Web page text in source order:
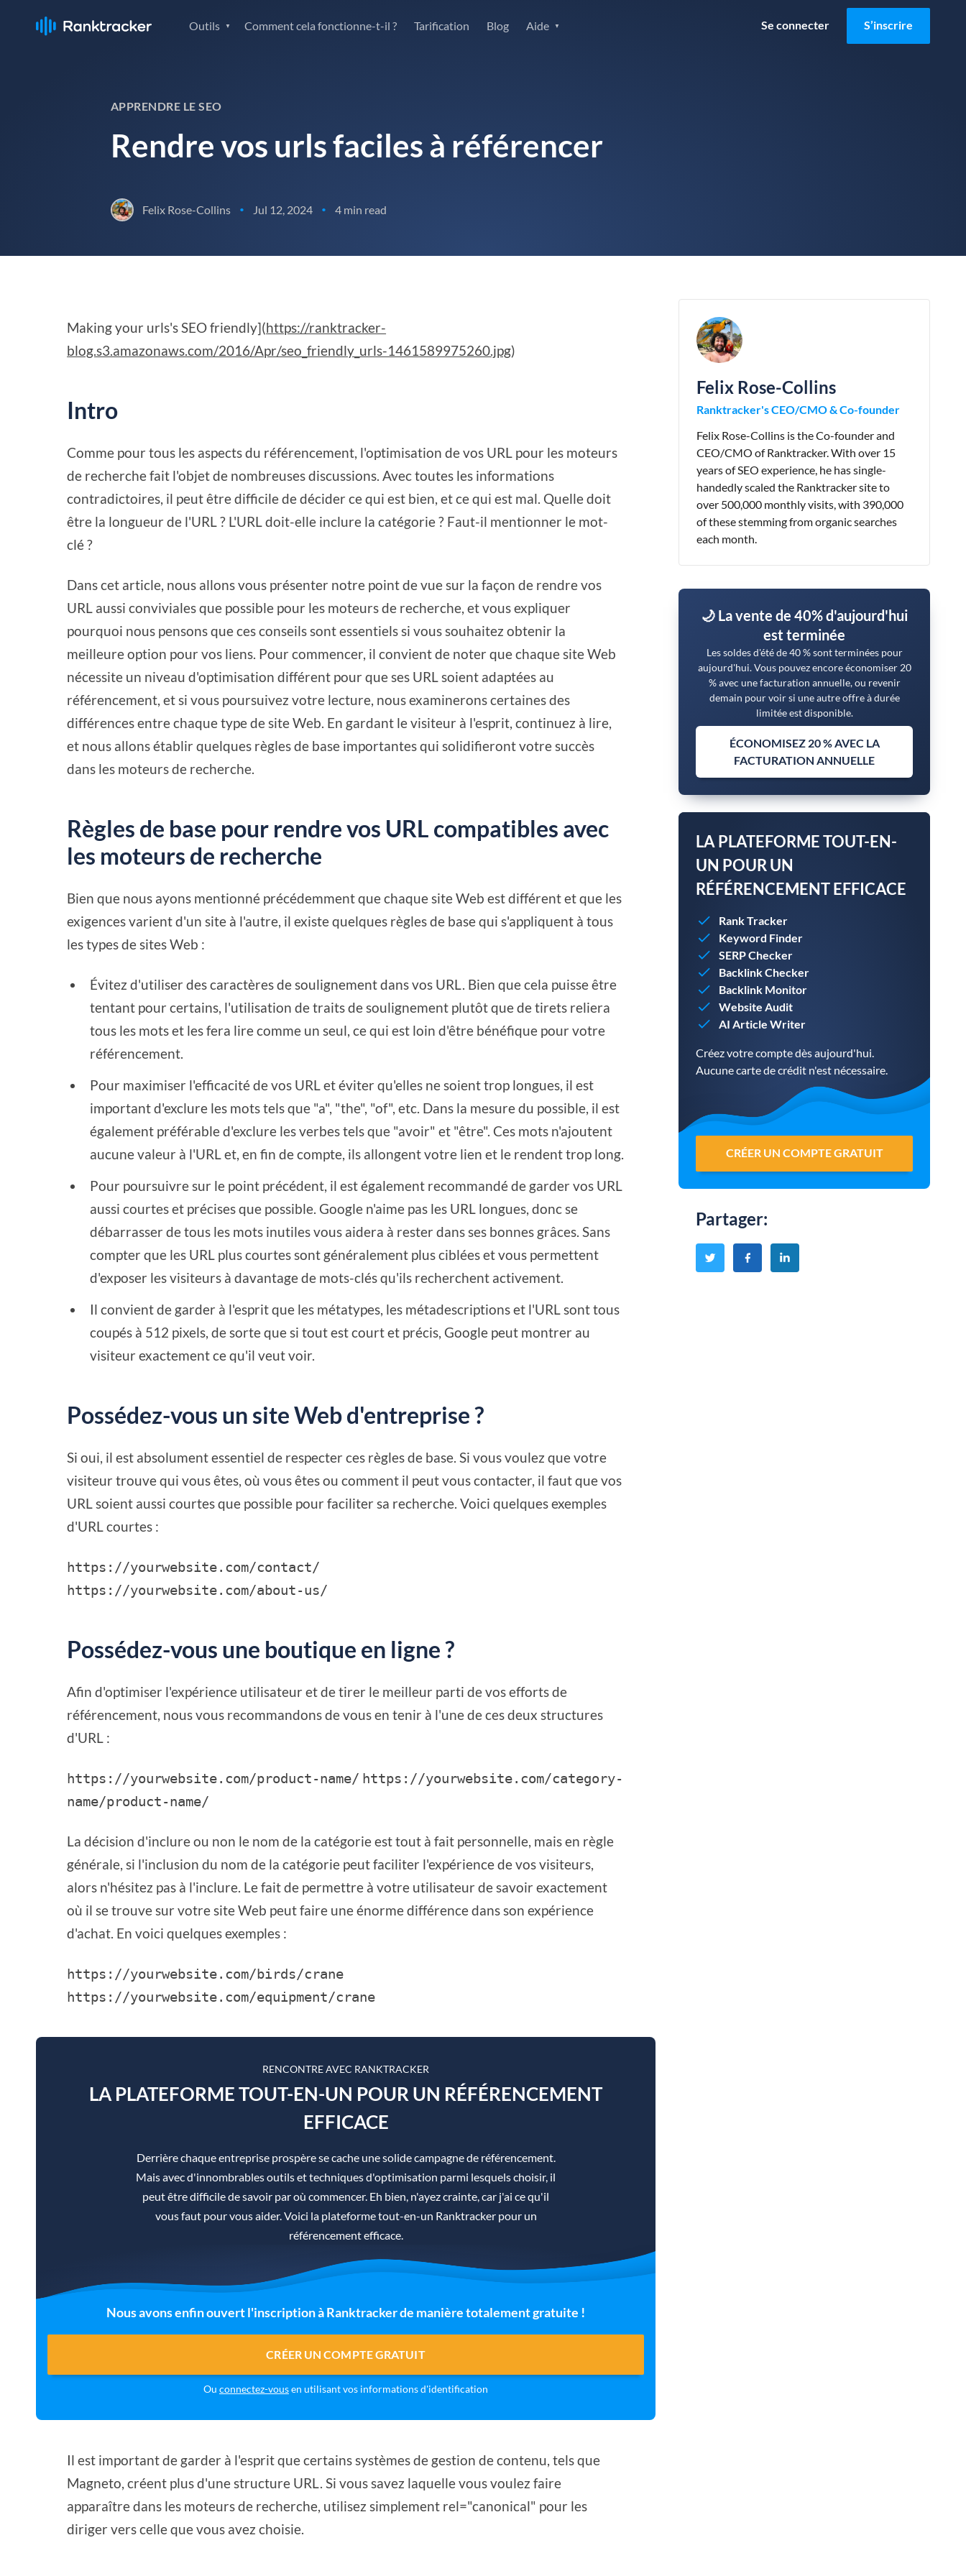
Outils Comment cela fonctionne-t-il ? Tarification Blog Aide Se connecter S’inscrire
APPRENDRE LE SEO
Rendre vos urls faciles à référencer
Felix Rose-Collins • Jul 12, 2024 • 4 min read
Making your urls's SEO friendly](https://ranktracker-
blog.s3.amazonaws.com/2016/Apr/seo_friendly_urls-1461589975260.jpg)
Intro
Comme pour tous les aspects du référencement, l'optimisation de vos URL pour les moteurs
de recherche fait l'objet de nombreuses discussions. Avec toutes les informations
contradictoires, il peut être difficile de décider ce qui est bien, et ce qui est mal. Quelle doit
être la longueur de l'URL ? L'URL doit-elle inclure la catégorie ? Faut-il mentionner le mot-
clé ?
Dans cet article, nous allons vous présenter notre point de vue sur la façon de rendre vos
URL aussi conviviales que possible pour les moteurs de recherche, et vous expliquer
pourquoi nous pensons que ces conseils sont essentiels si vous souhaitez obtenir la
meilleure option pour vos liens. Pour commencer, il convient de noter que chaque site Web
nécessite un niveau d'optimisation différent pour que ses URL soient adaptées au
référencement, et si vous poursuivez votre lecture, nous examinerons certaines des
différences entre chaque type de site Web. En gardant le visiteur à l'esprit, continuez à lire,
et nous allons établir quelques règles de base importantes qui solidifieront votre succès
dans les moteurs de recherche.
Règles de base pour rendre vos URL compatibles avec
les moteurs de recherche
Bien que nous ayons mentionné précédemment que chaque site Web est différent et que les
exigences varient d'un site à l'autre, il existe quelques règles de base qui s'appliquent à tous
les types de sites Web :
Évitez d'utiliser des caractères de soulignement dans vos URL. Bien que cela puisse être
tentant pour certains, l'utilisation de traits de soulignement plutôt que de tirets reliera
tous les mots et les fera lire comme un seul, ce qui est loin d'être bénéfique pour votre
référencement.
Pour maximiser l'efficacité de vos URL et éviter qu'elles ne soient trop longues, il est
important d'exclure les mots tels que "a", "the", "of", etc. Dans la mesure du possible, il est
également préférable d'exclure les verbes tels que "avoir" et "être". Ces mots n'ajoutent
aucune valeur à l'URL et, en fin de compte, ils allongent votre lien et le rendent trop long.
Pour poursuivre sur le point précédent, il est également recommandé de garder vos URL
aussi courtes et précises que possible. Google n'aime pas les URL longues, donc se
débarrasser de tous les mots inutiles vous aidera à rester dans ses bonnes grâces. Sans
compter que les URL plus courtes sont généralement plus ciblées et vous permettent
d'exposer les visiteurs à davantage de mots-clés qu'ils recherchent activement.
Il convient de garder à l'esprit que les métatypes, les métadescriptions et l'URL sont tous
coupés à 512 pixels, de sorte que si tout est court et précis, Google peut montrer au
visiteur exactement ce qu'il veut voir.
Possédez-vous un site Web d'entreprise ?
Si oui, il est absolument essentiel de respecter ces règles de base. Si vous voulez que votre
visiteur trouve qui vous êtes, où vous êtes ou comment il peut vous contacter, il faut que vos
URL soient aussi courtes que possible pour faciliter sa recherche. Voici quelques exemples
d'URL courtes :
https://yourwebsite.com/contact/
https://yourwebsite.com/about-us/
Possédez-vous une boutique en ligne ?
Afin d'optimiser l'expérience utilisateur et de tirer le meilleur parti de vos efforts de
référencement, nous vous recommandons de vous en tenir à l'une de ces deux structures
d'URL :
https://yourwebsite.com/product-name/ https://yourwebsite.com/category-
name/product-name/
La décision d'inclure ou non le nom de la catégorie est tout à fait personnelle, mais en règle
générale, si l'inclusion du nom de la catégorie peut faciliter l'expérience de vos visiteurs,
alors n'hésitez pas à l'inclure. Le fait de permettre à votre utilisateur de savoir exactement
où il se trouve sur votre site Web peut faire une énorme différence dans son expérience
d'achat. En voici quelques exemples :
https://yourwebsite.com/birds/crane
https://yourwebsite.com/equipment/crane
RENCONTRE AVEC RANKTRACKER
LA PLATEFORME TOUT-EN-UN POUR UN RÉFÉRENCEMENT
EFFICACE
Derrière chaque entreprise prospère se cache une solide campagne de référencement.
Mais avec d'innombrables outils et techniques d'optimisation parmi lesquels choisir, il
peut être difficile de savoir par où commencer. Eh bien, n'ayez crainte, car j'ai ce qu'il
vous faut pour vous aider. Voici la plateforme tout-en-un Ranktracker pour un
référencement efficace.
Nous avons enfin ouvert l'inscription à Ranktracker de manière totalement gratuite !
CRÉER UN COMPTE GRATUIT
Ou connectez-vousen utilisant vos informations d'identification
Il est important de garder à l'esprit que certains systèmes de gestion de contenu, tels que
Magneto, créent plus d'une structure URL. Si vous savez laquelle vous voulez faire
apparaître dans les moteurs de recherche, utilisez simplement rel="canonical" pour les
diriger vers celle que vous avez choisie.
Felix Rose-Collins
Ranktracker's CEO/CMO & Co-founder
Felix Rose-Collins is the Co-founder and
CEO/CMO of Ranktracker. With over 15
years of SEO experience, he has single-
handedly scaled the Ranktracker site to
over 500,000 monthly visits, with 390,000
of these stemming from organic searches
each month.
🌙 La vente de 40% d'aujourd'hui
est terminée
Les soldes d'été de 40 % sont terminées pour
aujourd'hui. Vous pouvez encore économiser 20
% avec une facturation annuelle, ou revenir
demain pour voir si une autre offre à durée
limitée est disponible.
ÉCONOMISEZ 20 % AVEC LA
FACTURATION ANNUELLE
LA PLATEFORME TOUT-EN-
UN POUR UN
RÉFÉRENCEMENT EFFICACE
Rank Tracker
Keyword Finder
SERP Checker
Backlink Checker
Backlink Monitor
Website Audit
AI Article Writer
Créez votre compte dès aujourd'hui.
Aucune carte de crédit n'est nécessaire.
CRÉER UN COMPTE GRATUIT
Partager: